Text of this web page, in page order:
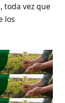
toda vez que
los